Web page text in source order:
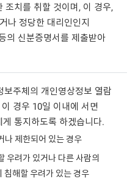
조치를 취할 것이며, 이 경우,
나 정당한 대리인인지
의 신분증명서를 제출받아
주체의 개인영상정보 열람
경우 10일 이내에 서면
통지하도록 하겠습니다.
나 제한되어 있는 경우
우려가 있거나 다른 사람의
침해할 우려가 있는 경우